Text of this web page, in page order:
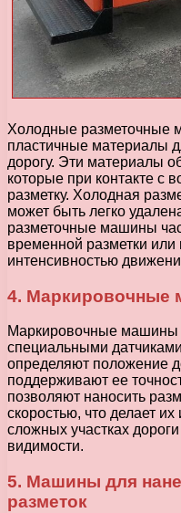
Холодные разметочные
пластичные материалы
дорогу. Эти материалы
которые при контакте с
разметку. Холодная
может быть легко
разметочные машины
временной разметки или
интенсивностью
4. Маркировочные
Маркировочные машины
специальными
определяют положение
поддерживают ее
позволяют наносить
скоростью, что делает
сложных участках
видимости.
5. Машины для
разметок